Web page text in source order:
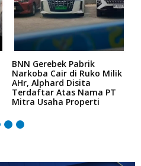
BNN Gerebek Pabrik
Narkoba Cair di Ruko Milik
AHr, Alphard Disita
Terdaftar Atas Nama PT
Mitra Usaha Properti